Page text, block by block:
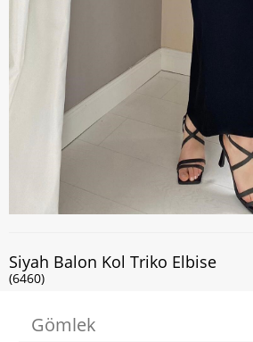
Siyah Balon Kol Triko Elbise
(6460)